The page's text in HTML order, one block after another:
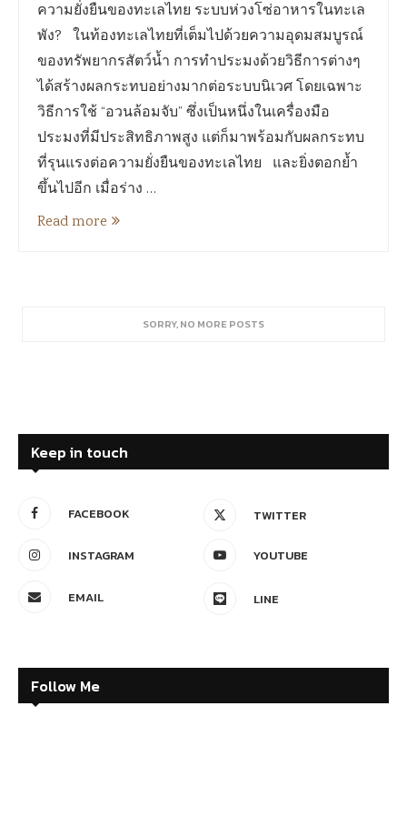
ความยั่งยืนของทะเลไทย ระบบห่วงโซ่อาหารในทะเล
พัง? ในท้องทะเลไทยที่เต็มไปด้วยความอุดมสมบูรณ์
ของทรัพยากรสัตว์น้ำ การทำประมงด้วยวิธีการต่างๆ
ได้สร้างผลกระทบอย่างมากต่อระบบนิเวศ โดยเฉพาะ
วิธีการใช้ “อวนล้อมจับ” ซึ่งเป็นหนึ่งในเครื่องมือ
ประมงที่มีประสิทธิภาพสูง แต่ก็มาพร้อมกับผลกระทบ
ที่รุนแรงต่อความยั่งยืนของทะเลไทย และยิ่งตอกย้ำ
ขึ้นไปอีก เมื่อร่าง …
Read more